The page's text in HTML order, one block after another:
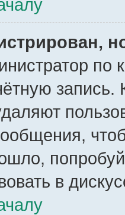
по
запись.
в